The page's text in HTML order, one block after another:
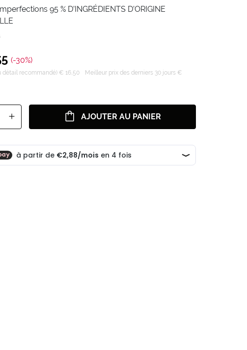
95 % D’INGRÉDIENTS D’ORIGINE
(-30%)
détail recommandé) € 16,50
Meilleur prix des derniers 30 jours €
AJOUTER AU PANIER